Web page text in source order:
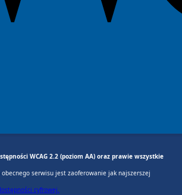
WCAG 2.2 (poziom AA) oraz prawie wszystkie
serwisu jest zaoferowanie jak najszerszej
cyfrowej.